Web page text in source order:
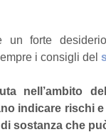
un forte
i consigli del
nell’ambito
indicare rischi
sostanza che